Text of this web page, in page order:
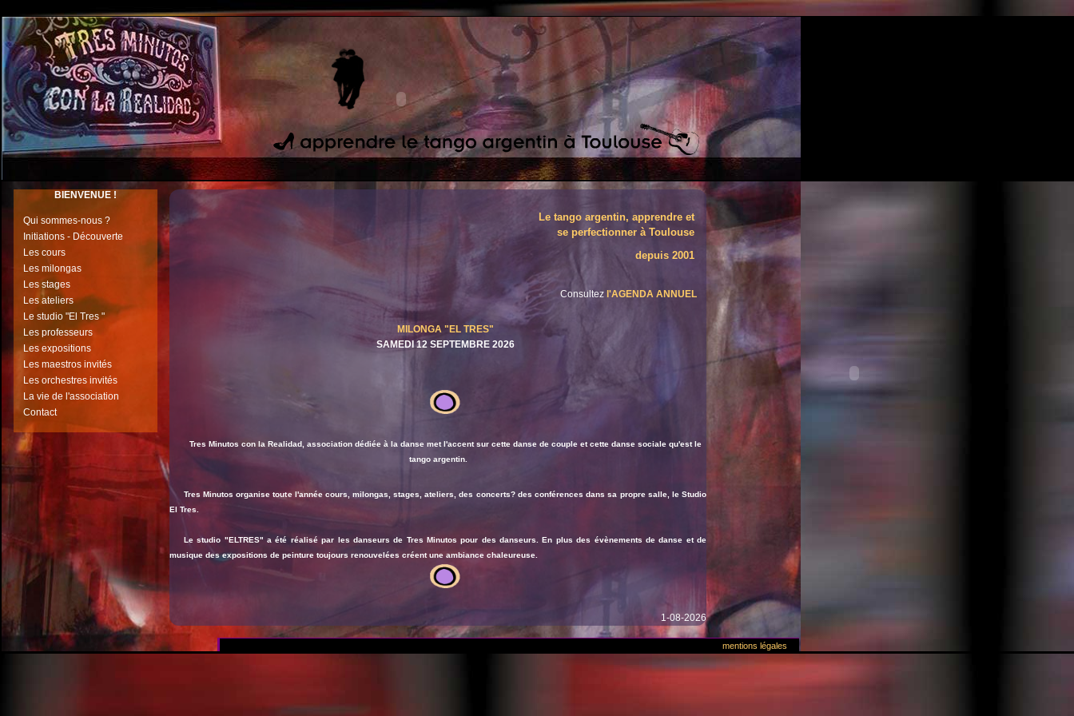
BIENVENUE !
Qui sommes-nous ?
Initiations - Découverte
Les cours
Les milongas
Les stages
Les ateliers
Le studio "El Tres "
Les professeurs
Les expositions
Les maestros invités
Les orchestres invités
La vie de l'association
Contact
Le tango argentin, apprendre et
se perfectionner à Toulouse
depuis 2001
Consultez l'AGENDA ANNUEL
MILONGA "EL TRES"
SAMEDI 12 SEPTEMBRE 2026
Tres Minutos con la Realidad, association dédiée à la danse met l'accent sur cette danse de couple et cette danse sociale qu'estle
tango argentin.
Tres Minutos organise toute l'année cours, milongas, stages, ateliers, des concerts? des conférences dans sa propre salle, le Studio
El Tres.
Le studio "ELTRES" a été réalisé par les danseurs de Tres Minutos pour des danseurs. En plus des évènements de danse et de
musique des expositions de peinture toujours renouvelées créent une ambiance chaleureuse.
1-08-2026
mentions légales